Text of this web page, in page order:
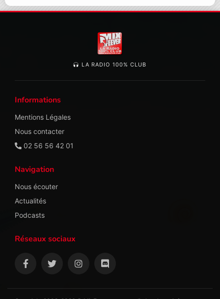
LA RADIO 100% CLUB
Informations
Mentions Légales
Nous contacter
02 56 56 42 01
Navigation
Nous écouter
Actualités
Podcasts
Réseaux sociaux